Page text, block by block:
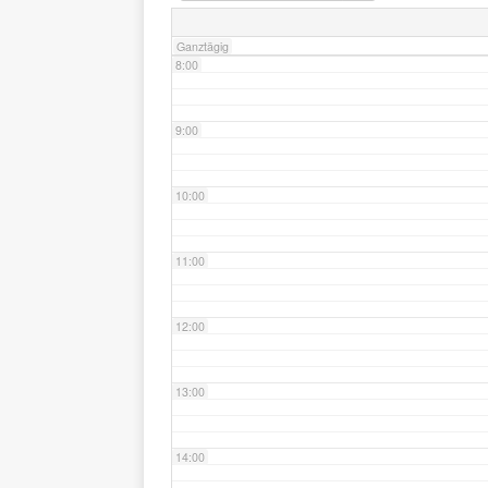
Ganztägig
8:00
9:00
10:00
11:00
12:00
13:00
14:00